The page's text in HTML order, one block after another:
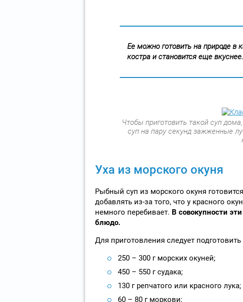
Ее можно готовить на природе в
костра и становится еще вкуснее.
Чтобы приготовить такой суп
суп на пару секунд зажженные
Уха из морского окуня
Рыбный суп из морского окуня
добавлять из-за того, что у красного
немного перебивает. В совокупности
блюдо.
Для приготовления следует
250 – 300 г морских окуней;
450 – 550 г судака;
130 г репчатого или красного лука;
60 – 80 г моркови;